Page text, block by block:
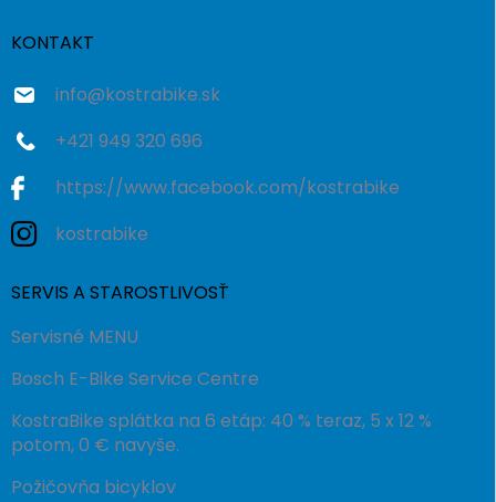
KONTAKT
info@kostrabike.sk
+421 949 320 696
https://www.facebook.com/kostrabike
kostrabike
SERVIS A STAROSTLIVOSŤ
Servisné MENU
Bosch E-Bike Service Centre
KostraBike splátka na 6 etáp: 40 % teraz, 5 x 12 %
potom, 0 € navyše.
Požičovňa bicyklov